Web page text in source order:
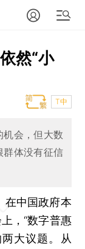
然“小
T中
会，但大数
群体没有征信
在中国政府本
，“数字普惠
大议题。从